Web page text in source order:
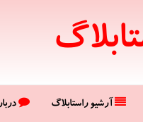
آرشیو راستابلاگ